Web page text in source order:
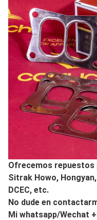
Ofrecemos repuestos
Sitrak Howo, Hongyan,
DCEC, etc.
No dude en
Mi whatsapp/Wechat